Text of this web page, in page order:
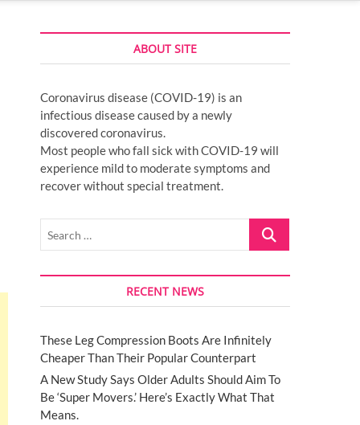
u
u
ABOUT SITE
Coronavirus disease (COVID-19) is an
infectious disease caused by a newly
discovered coronavirus.
Most people who fall sick with COVID-19 will
experience mild to moderate symptoms and
recover without special treatment.
Search
RECENT NEWS
These Leg Compression Boots Are Infinitely
Cheaper Than Their Popular Counterpart
A New Study Says Older Adults Should Aim To
Be ‘Super Movers.’ Here’s Exactly What That
Means.